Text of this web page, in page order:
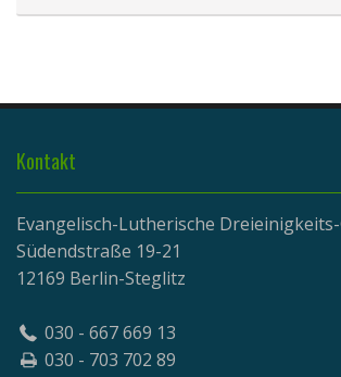
Kontakt
Evangelisch-Lutherische
Südendstraße 19-21
12169 Berlin-Steglitz
030 - 667 669 13
030 - 703 702 89